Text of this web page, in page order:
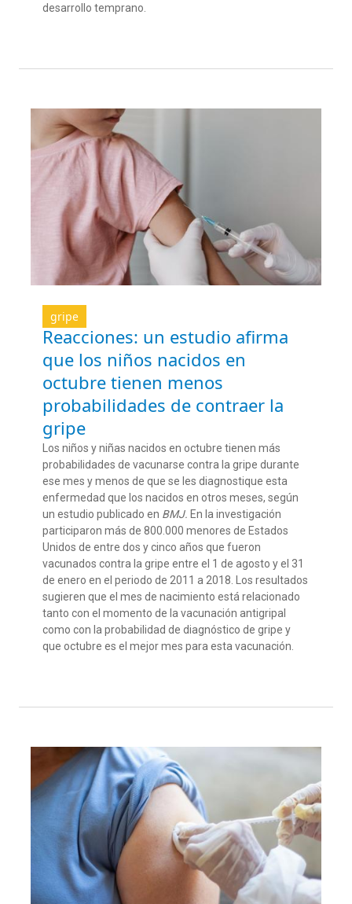
desarrollo temprano.
gripe
Reacciones: un estudio afirma
que los niños nacidos en
octubre tienen menos
probabilidades de contraer la
gripe
Los niños y niñas nacidos en octubre tienen más
probabilidades de vacunarse contra la gripe durante
ese mes y menos de que se les diagnostique esta
enfermedad que los nacidos en otros meses, según
un estudio publicado en BMJ. En la investigación
participaron más de 800.000 menores de Estados
Unidos de entre dos y cinco años que fueron
vacunados contra la gripe entre el 1 de agosto y el 31
de enero en el periodo de 2011 a 2018. Los resultados
sugieren que el mes de nacimiento está relacionado
tanto con el momento de la vacunación antigripal
como con la probabilidad de diagnóstico de gripe y
que octubre es el mejor mes para esta vacunación.